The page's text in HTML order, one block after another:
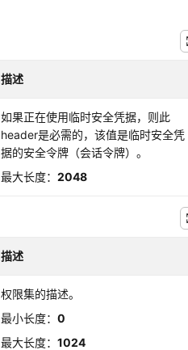
描述
如果正在使用临时安全凭据，则此
header是必需的，该值是临时安全凭
据的安全令牌（会话令牌）。
最大长度：2048
描述
权限集的描述。
最小长度：0
最大长度：1024